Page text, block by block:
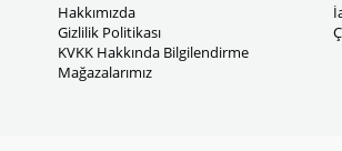
Hakkımızda
Gizlilik Politikası
KVKK Hakkında Bilgilendirme
Mağazalarımız